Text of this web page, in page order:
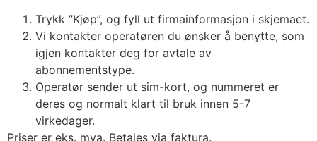
Trykk ”Kjøp”, og fyll ut firmainformasjon i skjemaet.
Vi kontakter operatøren du ønsker å benytte, som
igjen kontakter deg for avtale av
abonnementstype.
Operatør sender ut sim-kort, og nummeret er
deres og normalt klart til bruk innen 5-7
virkedager.
Priser er eks. mva. Betales via faktura.